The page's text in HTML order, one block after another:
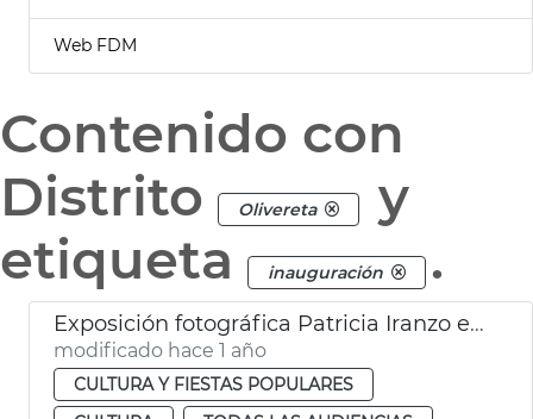
Web FDM
Contenido con
Distrito
Olivereta
y
etiqueta
inauguración .
Exposición fotográfica Patricia Iranzo en el Museo Historia de València
modificado hace 1 año
CULTURA Y FIESTAS POPULARES